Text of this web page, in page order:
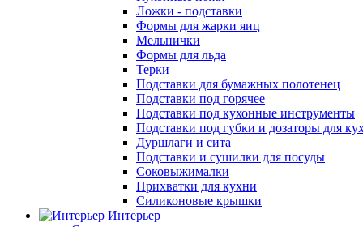
Ложки - подставки
Формы для жарки яиц
Мельнички
Формы для льда
Терки
Подставки для бумажных полотенец
Подставки под горячее
Подставки под кухонные инструменты
Подставки под губки и дозаторы для
Дуршлаги и сита
Подставки и сушилки для посуды
Соковыжималки
Прихватки для кухни
Силиконовые крышки
Интерьер